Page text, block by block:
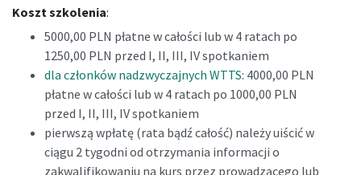
Koszt szkolenia:
5000,00 PLN płatne w całości lub w 4 ratach po
1250,00 PLN przed I, II, III, IV spotkaniem
dla członków nadzwyczajnych WTTS: 4000,00 PLN
płatne w całości lub w 4 ratach po 1000,00 PLN
przed I, II, III, IV spotkaniem
pierwszą wpłatę (rata bądź całość) należy uiścić w
ciągu 2 tygodni od otrzymania informacji o
zakwalifikowaniu na kurs przez prowadzącego lub